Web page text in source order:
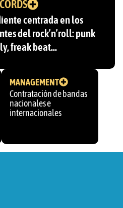
centrada en los
del rock’n’roll: punk
freak beat…
MANAGEMENT
Contratación de bandas
nacionales e
internacionales